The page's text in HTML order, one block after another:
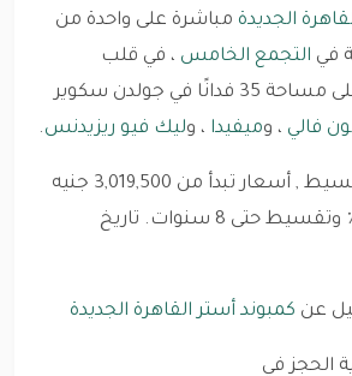
الجديدة مباشرة على واحدة من
في التجمع الخامس ، في قلب
، على مساحة 35 فدانًا في جولدن سكوير
فالي ، وميفيدا ، وليك فيو ريزيدنس.
خطة السداد: بالتقسيط , أسعار تبدأ من 3,019,500 جنيه
مصري ومُقدم 10٪ وتقسيط حتى 8 سنوات. تاريخ
عن كمبوند أستر القاهرة الجديدة
الحجز في